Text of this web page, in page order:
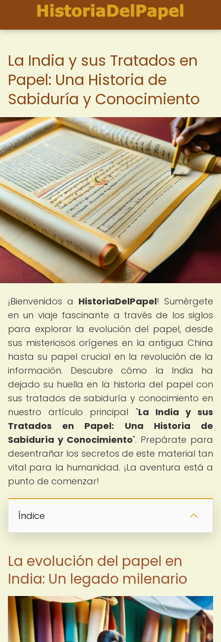
La India y sus Tratados en
Papel: Una Historia de
Sabiduría y Conocimiento
¡Bienvenidos a HistoriaDelPapel! Sumérgete
en un viaje fascinante a través de los siglos
para explorar la evolución del papel, desde
sus misteriosos orígenes en la antigua China
hasta su papel crucial en la revolución de la
información. Descubre cómo la India ha
dejado su huella en la historia del papel con
sus tratados de sabiduría y conocimiento en
nuestro artículo principal "La India y sus
Tratados en Papel: Una Historia de
Sabiduría y Conocimiento". Prepárate para
desentrañar los secretos de este material tan
vital para la humanidad. ¡La aventura está a
punto de comenzar!
Índice
La evolución del papel en
India: Un legado milenario